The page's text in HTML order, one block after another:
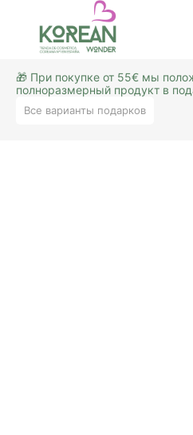
🎁 При покупке от 55€ мы
полноразмерный продукт в
Все варианты подарков